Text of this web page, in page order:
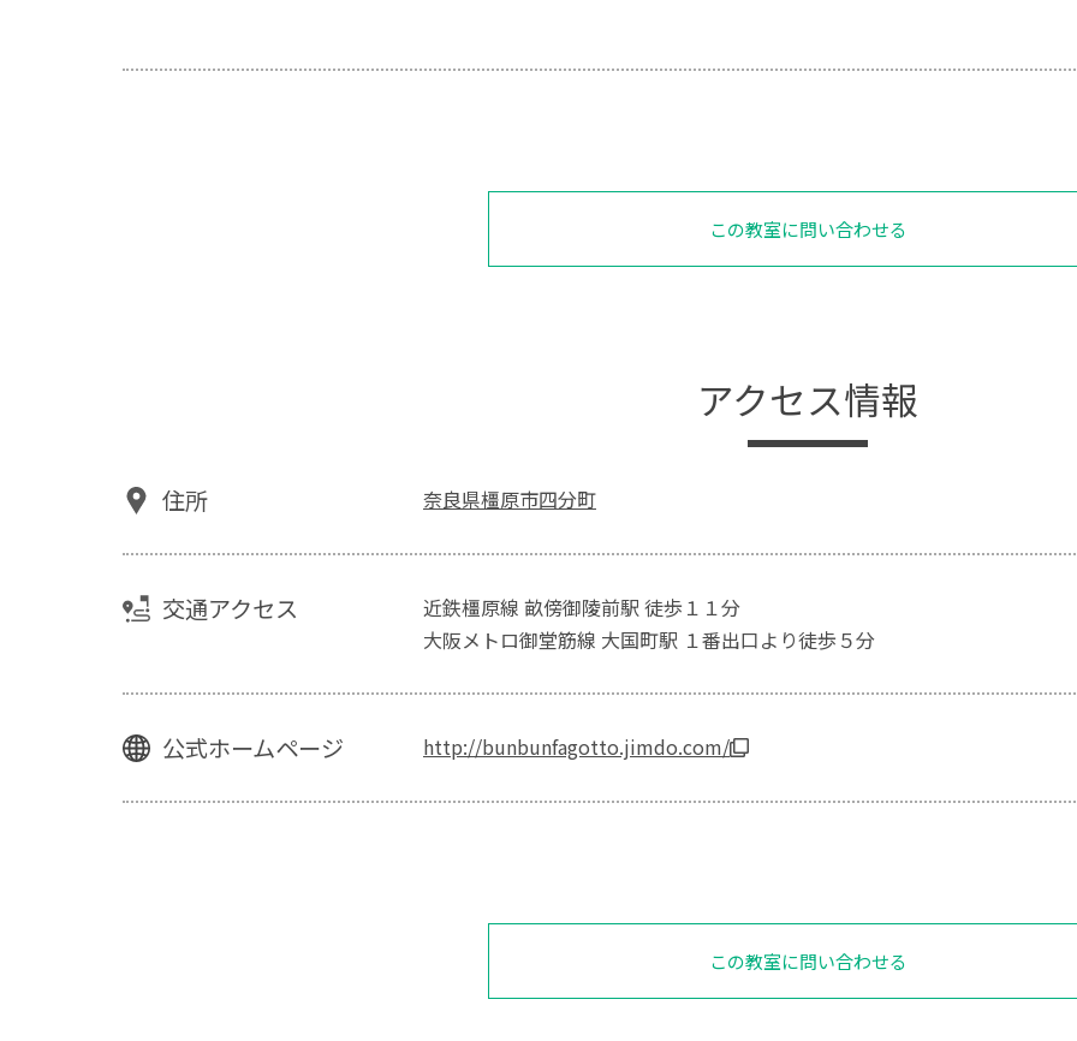
この教室に問い合わせる
アクセス情報
住所 奈良県橿原市四分町
交通アクセス
近鉄橿原線 畝傍御陵前駅 徒歩１１分
大阪メトロ御堂筋線 大国町駅 １番出口より徒歩５分
公式ホームページ http://bunbunfagotto.jimdo.com/
この教室に問い合わせる